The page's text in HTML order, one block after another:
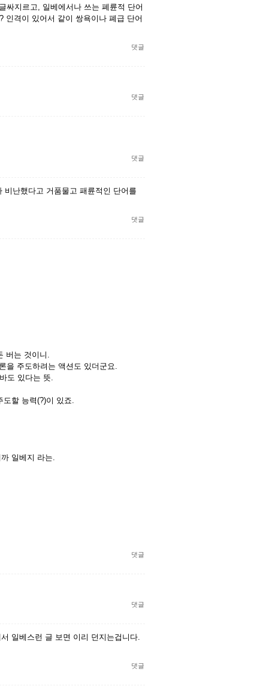
싸지르고, 일베에서나 쓰는 폐륜적 단어
인격이 있어서 같이 쌍욕이나 폐급 단어
댓글
댓글
댓글
난했다고 거품물고 패륜적인 단어를
댓글
버는 것이니.
을 주도하려는 액션도 있더군요.
도 있다는 뜻.
할 능력(?)이 있죠.
일베지 라는.
댓글
댓글
일베스런 글 보면 이리 던지는겁니다.
댓글